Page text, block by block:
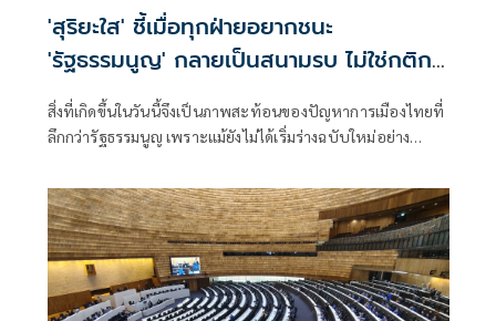
'สุริยะใส' ชี้เมื่อทุกฝ่ายอยากชนะ
'รัฐธรรมนูญ' กลายเป็นสนามรบ ไม่ใช่กติกา
กลาง
สิ่งที่เกิดขึ้นในวันนี้จึงเป็นภาพสะท้อนของปัญหาการเมืองไทยที่
ลึกกว่ารัฐธรรมนูญ เพราะแม้ยังไม่ได้เริ่มร่างฉบับใหม่อย่าง
แล้ว